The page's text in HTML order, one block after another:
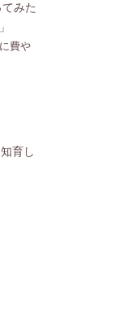
みた
費や
育し